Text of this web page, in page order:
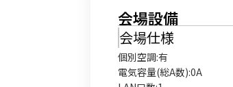
会場設備
会場仕様
個別空調:有
電気容量(総A数):0A